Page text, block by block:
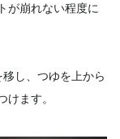
が崩れない程度に
し、つゆを上から
ます。